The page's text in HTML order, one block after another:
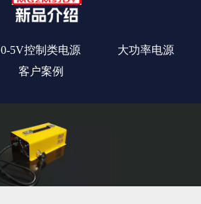
0-5V控制类电源
大功率电源
客户案例